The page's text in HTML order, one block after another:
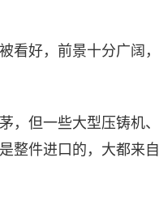
看好，前景十分广阔
，但一些大型压铸机
整件进口的，大都来自